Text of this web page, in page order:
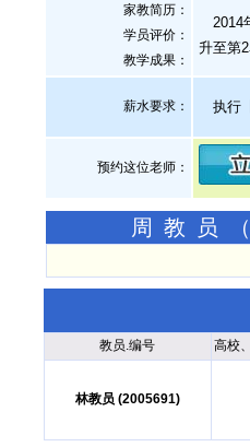
家教简历：
学员评价：
教学成果：
2014
升至第2
薪水要求： 执行
预约这位老师：
周教员
教员.编号 高校
林教员 (2005691)